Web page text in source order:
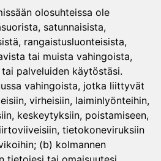
olosuhteissa ole
satunnaisista,
rangaistusluonteisista,
tai muista vahingoista,
palveluiden käytöstäsi.
vahingoista, jotka liittyvät
virheisiin, laiminlyönteihin,
keskeytyksiin, poistamiseen,
tietokoneviruksiin
(b) kolmannen